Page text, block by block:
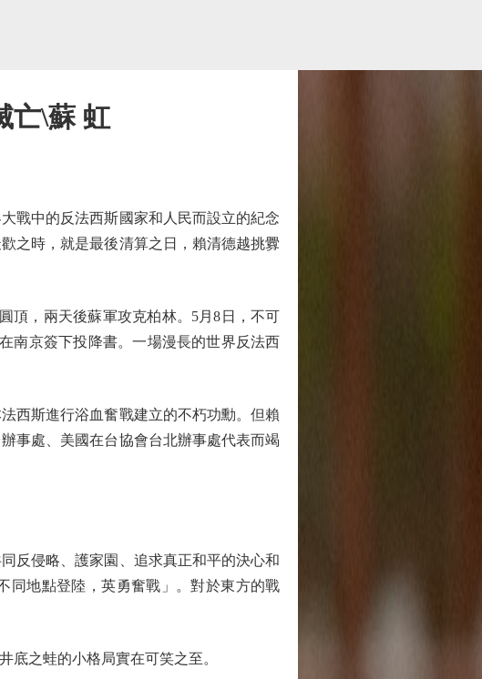
亡\蘇 虹
中的反法西斯國家和人民而設立的紀念
之時，就是最後清算之日，賴清德越挑釁
，兩天後蘇軍攻克柏林。5月8日，不可
南京簽下投降書。一場漫長的世界反法西
斯進行浴血奮戰建立的不朽功勳。但賴
事處、美國在台協會台北辦事處代表而竭
侵略、護家園、追求真正和平的決心和
同地點登陸，英勇奮戰」。對於東方的戰
之蛙的小格局實在可笑之至。